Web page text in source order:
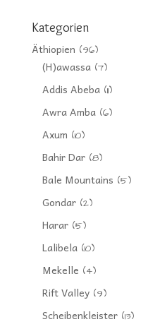
Kategorien
Äthiopien (96)
(H)awassa(7)
Addis Abeba(11)
Awra Amba(6)
Axum (10)
Bahir Dar(8)
Bale Mountains (5)
Gondar(2)
Harar(5)
Lalibela(10)
Mekelle (4)
Rift Valley(9)
Scheibenkleister(13)